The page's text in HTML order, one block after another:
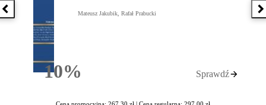
Poprzednia książka
10%Rabatu
Mateusz Jakubik, Rafał Prabucki
Sprawdź